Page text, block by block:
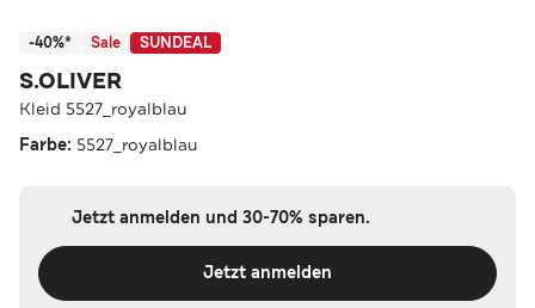
-40%* Sale SUNDEAL
S.OLIVER
Kleid 5527_royalblau
Farbe: 5527_royalblau
Jetzt anmelden und 30-70% sparen.
Jetzt anmelden